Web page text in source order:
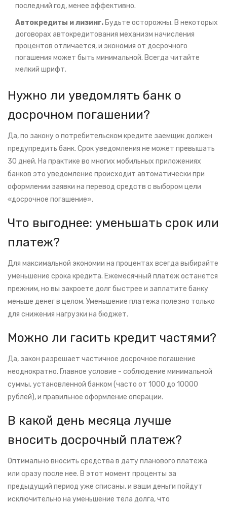
последний год, менее эффективно.
Автокредиты и лизинг. Будьте осторожны. В некоторых
договорах автокредитования механизм начисления
процентов отличается, и экономия от досрочного
погашения может быть минимальной. Всегда читайте
мелкий шрифт.
Нужно ли уведомлять банк о
досрочном погашении?
Да, по закону о потребительском кредите заемщик должен
предупредить банк. Срок уведомления не может превышать
30 дней. На практике во многих мобильных приложениях
банков это уведомление происходит автоматически при
оформлении заявки на перевод средств с выбором цели
«досрочное погашение».
Что выгоднее: уменьшать срок или
платеж?
Для максимальной экономии на процентах всегда выбирайте
уменьшение срока кредита. Ежемесячный платеж останется
прежним, но вы закроете долг быстрее и заплатите банку
меньше денег в целом. Уменьшение платежа полезно только
для снижения нагрузки на бюджет.
Можно ли гасить кредит частями?
Да, закон разрешает частичное досрочное погашение
неоднократно. Главное условие - соблюдение минимальной
суммы, установленной банком (часто от 1000 до 10000
рублей), и правильное оформление операции.
В какой день месяца лучше
вносить досрочный платеж?
Оптимально вносить средства в дату планового платежа
или сразу после нее. В этот момент проценты за
предыдущий период уже списаны, и ваши деньги пойдут
исключительно на уменьшение тела долга, что